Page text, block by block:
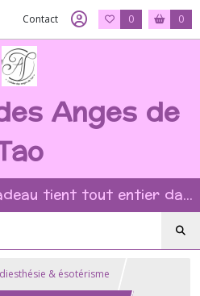
Contact 0 0
Anges de
Si humble soit-il, un cadeau tient tout entier dans l'intention et la beauté du geste ?
& ésotérisme